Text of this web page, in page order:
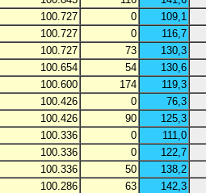
100.727 0
109,1
100.727 0
116,7
100.727 73
130,3
100.654 54
130,6
100.600 174
119,3
100.426 0
76,3
100.426 90
125,3
100.336 0
111,0
100.336 0
122,7
100.336 50
138,2
100.286 63
142,3